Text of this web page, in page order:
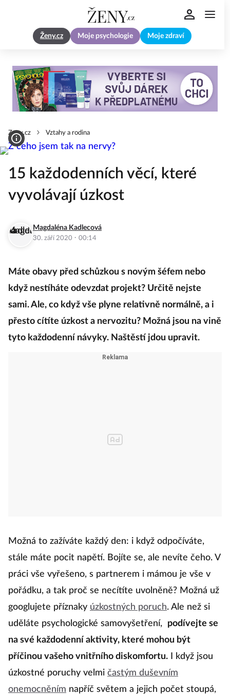
Ženy.cz Moje psychologie Moje zdraví
Zeny.cz Vztahy a rodina
15 každodenních věcí, které
vyvolávají úzkost
Magdaléna Kadlecová
30. září 2020 · 00:14
Máte obavy před schůzkou s novým šéfem nebo
když nestíháte odevzdat projekt? Určitě nejste
sami. Ale, co když vše plyne relativně normálně, a i
přesto cítíte úzkost a nervozitu? Možná jsou na vině
tyto každodenní návyky. Naštěstí jdou upravit.
Možná to zažíváte každý den: i když odpočíváte,
stále máte pocit napětí. Bojíte se, ale nevíte čeho. V
práci vše vyřešeno, s partnerem i mámou je vše v
pořádku, a tak proč se necítíte uvolněně? Možná už
googlujete příznaky úzkostných poruch. Ale než si
uděláte psychologické samovyšetření,
podívejte se
na své každodenní aktivity, které mohou být
příčinou vašeho vnitřního diskomfortu. I když jsou
úzkostné poruchy velmi častým duševním
onemocněním napříč světem a jejich počet stoupá,